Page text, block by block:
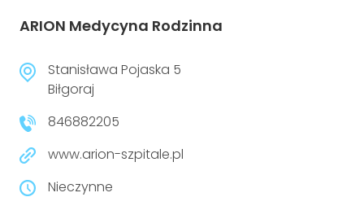
ARION Medycyna Rodzinna
Stanisława Pojaska 5
Biłgoraj
846882205
www.arion-szpitale.pl
Nieczynne